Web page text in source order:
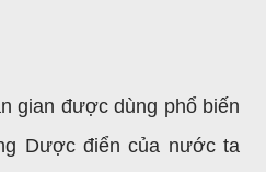
gian được dùng phổ biến
Dược điển của nước ta